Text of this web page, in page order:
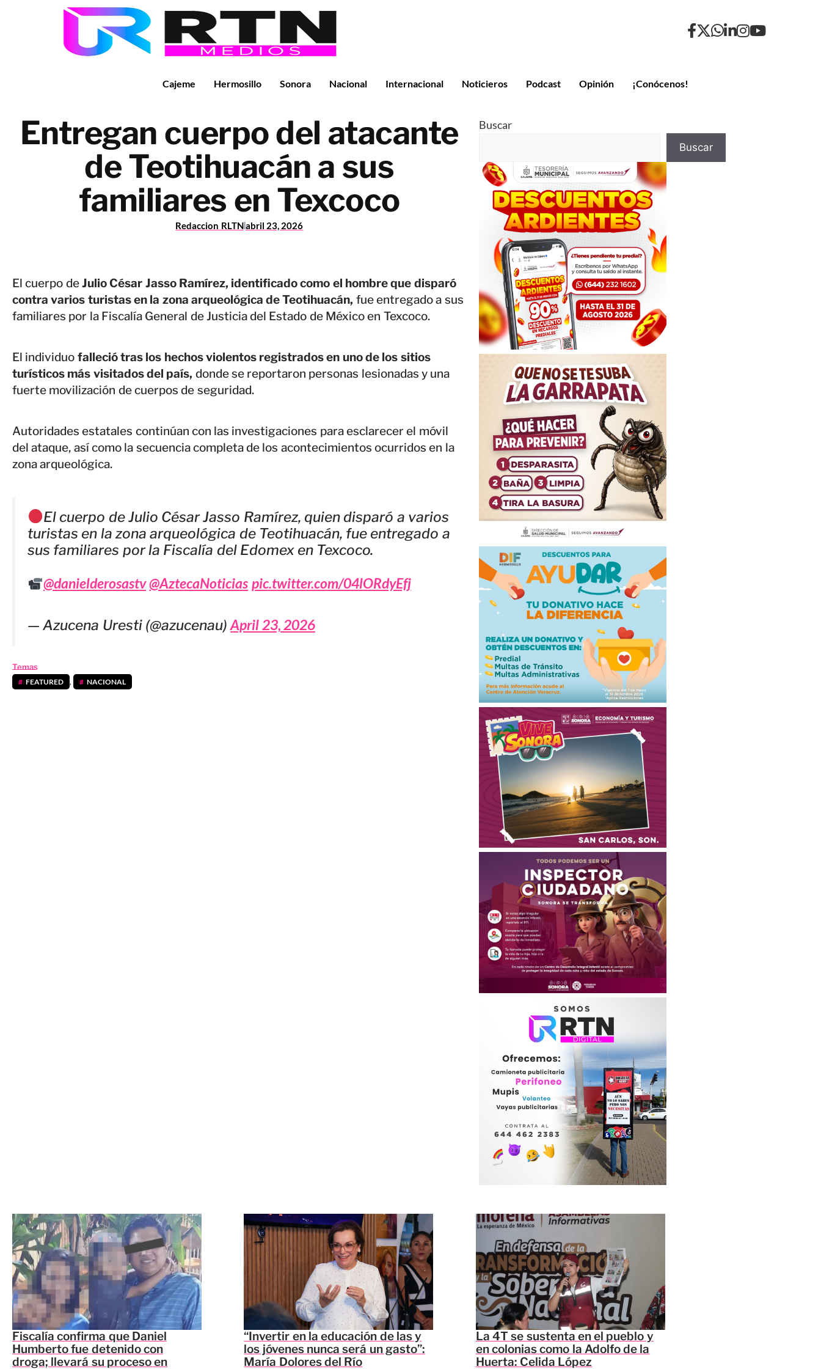
Cajeme Hermosillo Sonora Nacional Internacional Noticieros Podcast Opinión ¡Conócenos!
Entregan cuerpo del atacante
de Teotihuacán a sus
familiares en Texcoco
Redaccion RLTNabril 23, 2026
El cuerpo deJulio César Jasso Ramírez, identificado como el hombre que disparó
contra varios turistas en la zona arqueológica de Teotihuacán, fue entregado a sus
familiares por la Fiscalía General de Justicia del Estado de México en Texcoco.
El individuo falleció tras los hechos violentos registrados en uno de los sitios
turísticos más visitados del país, donde se reportaron personas lesionadas y una
fuerte movilización de cuerpos de seguridad.
Autoridades estatales continúan con las investigaciones para esclarecer el móvil
del ataque, así como la secuencia completa de los acontecimientos ocurridos en la
zona arqueológica.
El cuerpo de Julio César Jasso Ramírez, quien disparó a varios
turistas en la zona arqueológica de Teotihuacán, fue entregado a
sus familiares por la Fiscalía del Edomex en Texcoco.
@danielderosastv@AztecaNoticias pic.twitter.com/04lORdyEfj
— Azucena Uresti (@azucenau)April 23, 2026
Temas
FEATURED , NACIONAL
Buscar
Buscar
Fiscalía confirma que Daniel
Humberto fue detenido con
droga; llevará su proceso en
“Invertir en la educación de las y
los jóvenes nunca será un gasto”:
María Dolores del Río
La 4T se sustenta en el pueblo y
en colonias como la Adolfo de la
Huerta: Celida López